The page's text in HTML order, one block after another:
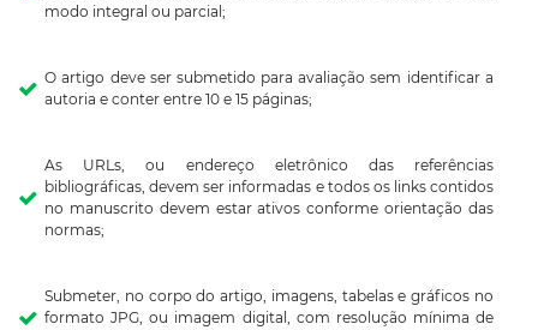
modo integral ou parcial;
O artigo deve ser submetido para avaliação sem identificar a
autoria e conter entre 10 e 15 páginas;
As URLs, ou endereço eletrônico das referências
bibliográficas, devem ser informadas e todos os links contidos
no manuscrito devem estar ativos conforme orientação das
normas;
Submeter, no corpo do artigo, imagens, tabelas e gráficos no
formato JPG, ou imagem digital, com resolução mínima de